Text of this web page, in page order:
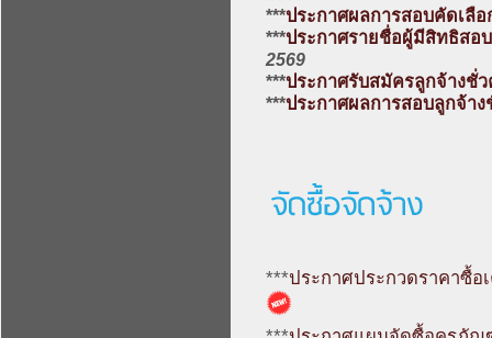
***ประกาศผลการสอบคัดเลื
***ประกาศรายชื่อผู้มีสิทธิสอ
2569
***ประกาศรับสมัครลูกจ้างชั่
***ประกาศผลการสอบลูกจ้า
***ประกาศประกวดราคาซื้อ